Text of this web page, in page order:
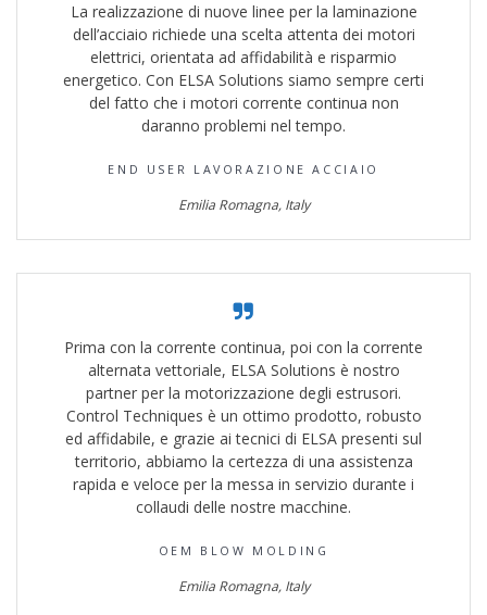
La realizzazione di nuove linee per la laminazione
dell’acciaio richiede una scelta attenta dei motori
elettrici, orientata ad affidabilità e risparmio
energetico. Con ELSA Solutions siamo sempre certi
del fatto che i motori corrente continua non
daranno problemi nel tempo.
END USER LAVORAZIONE ACCIAIO
Emilia Romagna, Italy
Prima con la corrente continua, poi con la corrente
alternata vettoriale, ELSA Solutions è nostro
partner per la motorizzazione degli estrusori.
Control Techniques è un ottimo prodotto, robusto
ed affidabile, e grazie ai tecnici di ELSA presenti sul
territorio, abbiamo la certezza di una assistenza
rapida e veloce per la messa in servizio durante i
collaudi delle nostre macchine.
OEM BLOW MOLDING
Emilia Romagna, Italy